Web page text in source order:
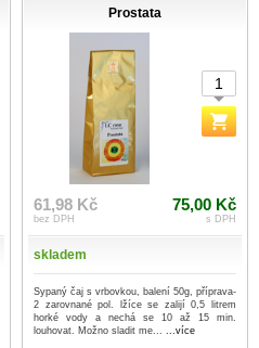
Prostata
61,98 Kč
bez DPH
75,00 Kč
s DPH
skladem
Sypaný čaj s vrbovkou, balení 50g, příprava-
2 zarovnané pol. lžíce se zalijí 0,5 litrem
horké vody a nechá se 10 až 15 min.
louhovat. Možno sladit me... ...více